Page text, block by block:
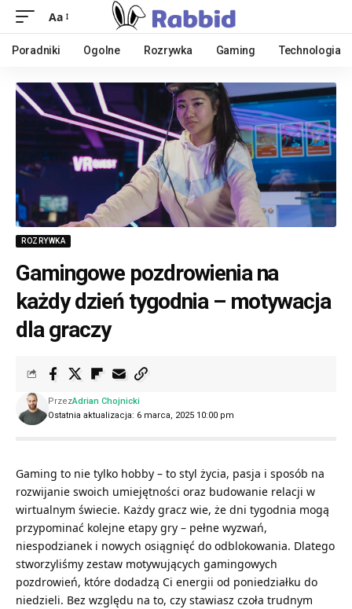
Aa
Poradniki Ogolne Rozrywka Gaming Technologia
ROZRYWKA
Gamingowe pozdrowienia na
każdy dzień tygodnia – motywacja
dla graczy
Ostatnia aktualizacja: 6 marca, 2025 10:00 pm
PrzezAdrian Chojnicki
Gaming to nie tylko hobby – to styl życia, pasja i sposób na
rozwijanie swoich umiejętności oraz budowanie relacji w
wirtualnym świecie. Każdy gracz wie, że dni tygodnia mogą
przypominać kolejne etapy gry – pełne wyzwań,
niespodzianek i nowych osiągnięć do odblokowania. Dlatego
stworzyliśmy zestaw motywujących gamingowych
pozdrowień, które dodadzą Ci energii od poniedziałku do
niedzieli. Bez względu na to, czy stawiasz czoła trudnym